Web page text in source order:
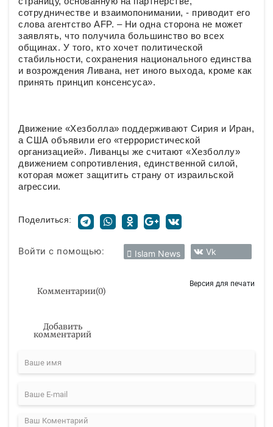
сотрудничестве и взаимопонимании, - приводит его
слова агентство AFP. – Ни одна сторона не может
заявлять, что получила большинство во всех
общинах. У того, кто хочет политической
стабильности, сохранения национального единства
и возрождения Ливана, нет иного выхода, кроме как
принять принцип консенсуса».
Движение «Хезболла» поддерживают Сирия и Иран,
а США объявили его «террористической
организацией». Ливанцы же считают «Хезболлу»
движением сопротивления, единственной силой,
которая может защитить страну от израильской
агрессии.
Поделиться:
Войти с помощью: Islam News Vk
Комментарии(0)
Версия для печати
Добавить
комментарий